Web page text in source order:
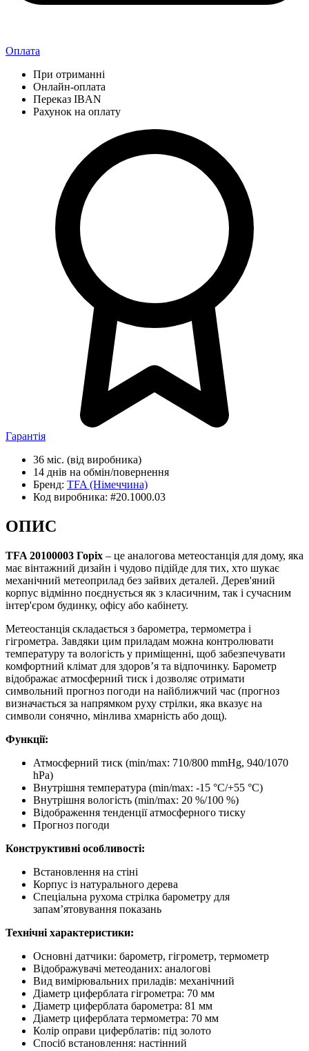
Оплата
При отриманні
Онлайн-оплата
Переказ IBAN
Рахунок на оплату
Гарантія
36 міс. (від виробника)
14 днів на обмін/повернення
Бренд: TFA (Німеччина)
Код виробника: #20.1000.03
ОПИС
TFA 20100003 Горіх – це аналогова метеостанція для дому, яка
має вінтажний дизайн і чудово підійде для тих, хто шукає
механічний метеоприлад без зайвих деталей. Дерев'яний
корпус відмінно поєднується як з класичним, так і сучасним
інтер'єром будинку, офісу або кабінету.
Метеостанція складається з барометра, термометра і
гігрометра. Завдяки цим приладам можна контролювати
температуру та вологість у приміщенні, щоб забезпечувати
комфортний клімат для здоровʼя та відпочинку. Барометр
відображає атмосферний тиск і дозволяє отримати
символьний прогноз погоди на найближчий час (прогноз
визначається за напрямком руху стрілки, яка вказує на
символи сонячно, мінлива хмарність або дощ).
Функції:
Атмосферний тиск (min/max: 710/800 mmHg, 940/1070
hPa)
Внутрішня температура (min/max: -15 °C/+55 °C)
Внутрішня вологість (min/max: 20 %/100 %)
Відображення тенденції атмосферного тиску
Прогноз погоди
Конструктивні особливості:
Встановлення на стіні
Корпус із натурального дерева
Спеціальна рухома стрілка барометру для
запам’ятовування показань
Технічні характеристики:
Основні датчики: барометр, гігрометр, термометр
Відображувачі метеоданих: аналогові
Вид вимірювальних приладів: механічний
Діаметр циферблата гігрометра: 70 мм
Діаметр циферблата барометра: 81 мм
Діаметр циферблата термометра: 70 мм
Колір оправи циферблатів: під золото
Спосіб встановлення: настінний